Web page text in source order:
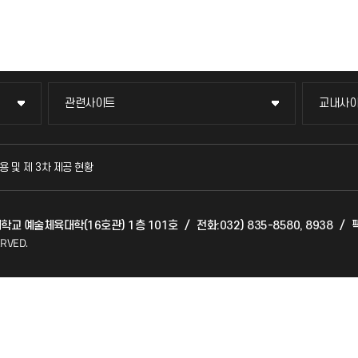
관련사이트
관련사이트
국방헬프콜
산학협력단
교내사
교내사
교수회
국제교
및 제 3차 제공 현황
교 예술체육대학(16호관) 1층 101호 / 전화:032) 835-8580, 8938 /